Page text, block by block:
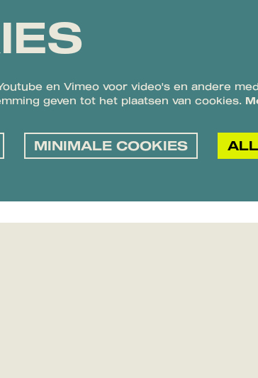
en Vimeo voor video's en andere
geven tot het plaatsen van cookies.
MINIMALE COOKIES